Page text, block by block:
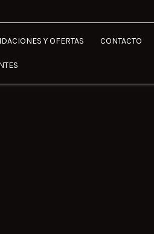
Y OFERTAS CONTACTO